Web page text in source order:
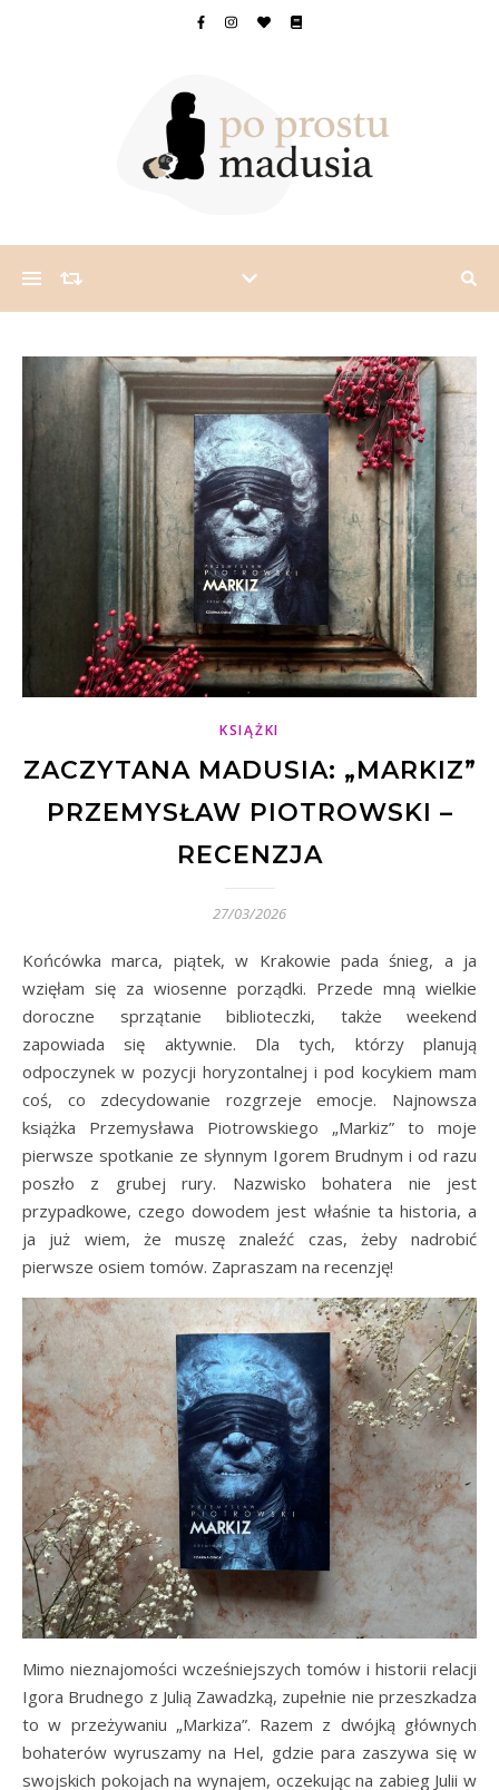
KSIĄŻKI
ZACZYTANA MADUSIA: „MARKIZ”
PRZEMYSŁAW PIOTROWSKI –
RECENZJA
27/03/2026
Końcówka marca, piątek, w Krakowie pada śnieg, a ja
wzięłam się za wiosenne porządki. Przede mną wielkie
doroczne sprzątanie biblioteczki, także weekend
zapowiada się aktywnie. Dla tych, którzy planują
odpoczynek w pozycji horyzontalnej i pod kocykiem mam
coś, co zdecydowanie rozgrzeje emocje. Najnowsza
książka Przemysława Piotrowskiego „Markiz” to moje
pierwsze spotkanie ze słynnym Igorem Brudnym i od razu
poszło z grubej rury. Nazwisko bohatera nie jest
przypadkowe, czego dowodem jest właśnie ta historia, a
ja już wiem, że muszę znaleźć czas, żeby nadrobić
pierwsze osiem tomów. Zapraszam na recenzję!
Mimo nieznajomości wcześniejszych tomów i historii relacji
Igora Brudnego z Julią Zawadzką, zupełnie nie przeszkadza
to w przeżywaniu „Markiza”. Razem z dwójką głównych
bohaterów wyruszamy na Hel, gdzie para zaszywa się w
swojskich pokojach na wynajem, oczekując na zabieg Julii w